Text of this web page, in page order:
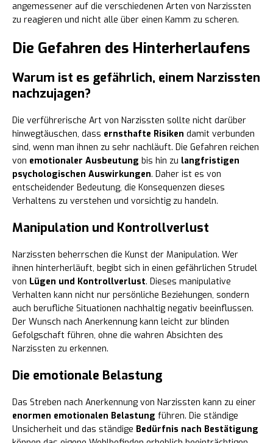
angemessener auf die verschiedenen Arten von Narzissten
zu reagieren und nicht alle über einen Kamm zu scheren.
Die Gefahren des Hinterherlaufens
Warum ist es gefährlich, einem Narzissten
nachzujagen?
Die verführerische Art von Narzissten sollte nicht darüber
hinwegtäuschen, dass ernsthafte Risiken damit verbunden
sind, wenn man ihnen zu sehr nachläuft. Die Gefahren reichen
von emotionaler Ausbeutung bis hin zu langfristigen
psychologischen Auswirkungen. Daher ist es von
entscheidender Bedeutung, die Konsequenzen dieses
Verhaltens zu verstehen und vorsichtig zu handeln.
Manipulation und Kontrollverlust
Narzissten beherrschen die Kunst der Manipulation. Wer
ihnen hinterherläuft, begibt sich in einen gefährlichen Strudel
von Lügen und Kontrollverlust. Dieses manipulative
Verhalten kann nicht nur persönliche Beziehungen, sondern
auch berufliche Situationen nachhaltig negativ beeinflussen.
Der Wunsch nach Anerkennung kann leicht zur blinden
Gefolgschaft führen, ohne die wahren Absichten des
Narzissten zu erkennen.
Die emotionale Belastung
Das Streben nach Anerkennung von Narzissten kann zu einer
enormen emotionalen Belastung führen. Die ständige
Unsicherheit und das ständige Bedürfnis nach Bestätigung